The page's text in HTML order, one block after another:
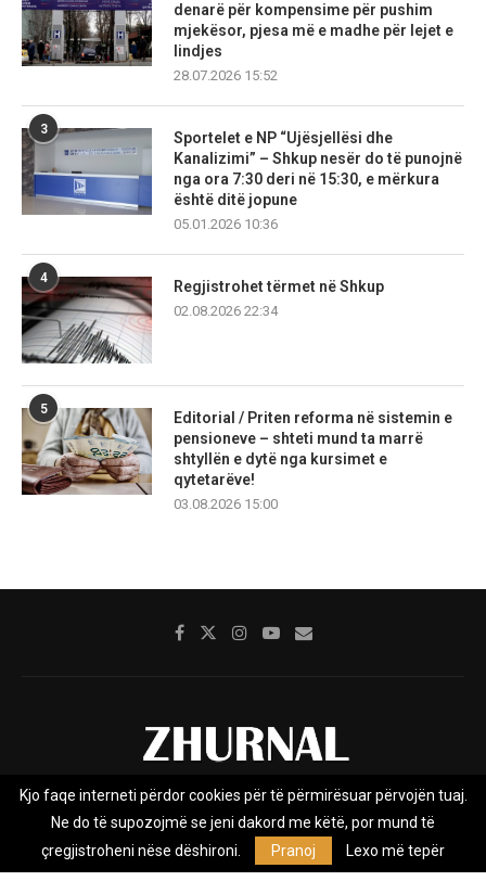
denarë për kompensime për pushim
mjekësor, pjesa më e madhe për lejet e
lindjes
28.07.2026 15:52
3
Sportelet e NP “Ujësjellësi dhe
Kanalizimi” – Shkup nesër do të punojnë
nga ora 7:30 deri në 15:30, e mërkura
është ditë jopune
05.01.2026 10:36
4
Regjistrohet tërmet në Shkup
02.08.2026 22:34
5
Editorial / Priten reforma në sistemin e
pensioneve – shteti mund ta marrë
shtyllën e dytë nga kursimet e
qytetarëve!
03.08.2026 15:00
Rreth nesh Impresumi Marketing
Privacy Policy
Zhurnal.mk është Agjenci e Lajmeve e pavarur, e themeluar në vitin
Kjo faqe interneti përdor cookies për të përmirësuar përvojën tuaj.
Ne do të supozojmë se jeni dakord me këtë, por mund të
çregjistroheni nëse dëshironi.
Pranoj Lexo më tepër